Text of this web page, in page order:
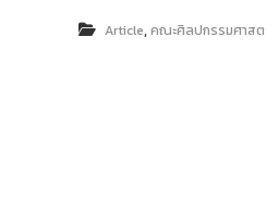
c
hน Article,คณะศิลปกรรมศาสต